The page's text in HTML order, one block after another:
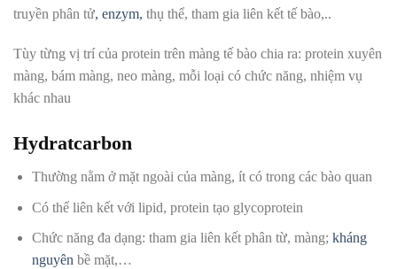
truyền phân tử, enzym, thụ thể, tham gia liên kết tế bào,..
Tùy từng vị trí của protein trên màng tế bào chia ra: protein xuyên
màng, bám màng, neo màng, mỗi loại có chức năng, nhiệm vụ
khác nhau
Hydratcarbon
Thường nằm ở mặt ngoài của màng, ít có trong các bào quan
Có thể liên kết với lipid, protein tạo glycoprotein
Chức năng đa dạng: tham gia liên kết phân từ, màng; kháng
nguyên bề mặt,…